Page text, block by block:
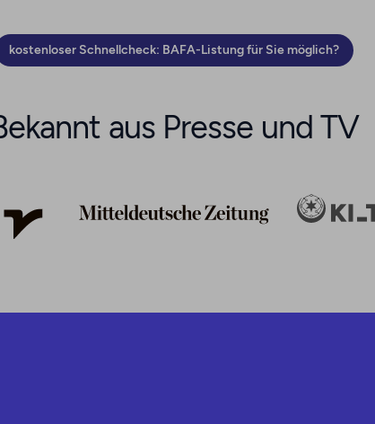
kostenloser Schnellcheck: BAFA-Listung für Sie möglich?
aus Presse und TV